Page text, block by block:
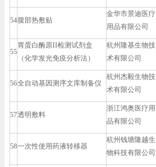
54腹部热敷贴
金华市景迪医疗
用品有限公司
55
胃蛋白酶原II检测试剂盒
（化学发光免疫分析法）
杭州隆基生物技
术有限公司
56全自动基因测序文库制备仪
杭州杰毅生物技
术有限公司
57透明敷料
浙江鸿奥医疗用
品有限公司
58一次性使用药液转移器
杭州钱塘隆越生
物科技有限公司